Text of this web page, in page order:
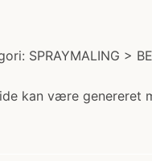
SPRAYMALING >
kan være genereret